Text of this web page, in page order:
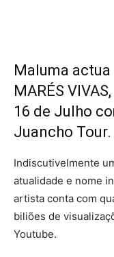
Maluma actua
MARÉS
16 de Julho
Juancho Tour.
Indiscutivelmente
atualidade e nome
artista conta com
biliões de
Youtube.